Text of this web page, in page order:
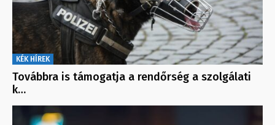
KÉK HÍREK
Továbbra is támogatja a rendőrség a szolgálati
k…